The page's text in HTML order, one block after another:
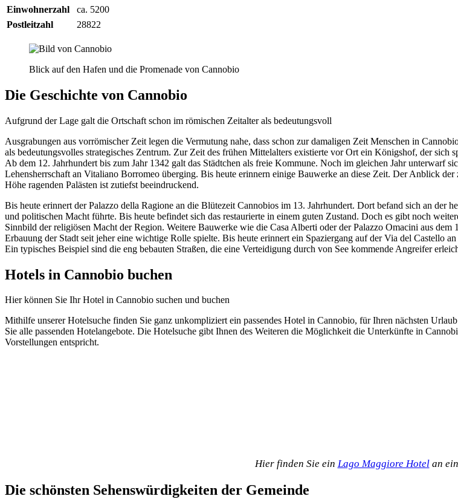
Einwohnerzahl
ca. 5200
Postleitzahl
28822
Blick auf den Hafen und die Promenade von Cannobio
Die Geschichte von Cannobio
Aufgrund der Lage galt die Ortschaft schon im römischen Zeitalter als bedeutungsvoll
Ausgrabungen aus vorrömischer Zeit legen die Vermutung nahe, dass schon zur damaligen Zeit Menschen in
als bedeutungsvolles strategisches Zentrum. Zur Zeit des frühen Mittelalters existierte vor Ort ein Königshof, der sich
Ab dem 12. Jahrhundert bis zum Jahr 1342 galt das Städtchen als freie Kommune. Noch im gleichen Jahr unterwarf
Lehensherrschaft an Vitaliano Borromeo überging. Bis heute erinnern einige Bauwerke an diese Zeit. Der Anblick
Höhe ragenden Palästen ist zutiefst beeindruckend.
Bis heute erinnert der Palazzo della Ragione an die Blütezeit Cannobios im 13. Jahrhundert. Dort befand sich an der
und politischen Macht führte. Bis heute befindet sich das restaurierte in einem guten Zustand. Doch es gibt noch
Sinnbild der religiösen Macht der Region. Weitere Bauwerke wie die Casa Alberti oder der Palazzo Omacini aus
Erbauung der Stadt seit jeher eine wichtige Rolle spielte. Bis heute erinnert ein Spaziergang auf der Via del Castello
Ein typisches Beispiel sind die eng bebauten Straßen, die eine Verteidigung durch von See kommende Angreifer
Hotels in Cannobio buchen
Hier können Sie Ihr Hotel in Cannobio suchen und buchen
Mithilfe unserer Hotelsuche finden Sie ganz unkompliziert ein passendes Hotel in Cannobio, für Ihren nächsten
Sie alle passenden Hotelangebote. Die Hotelsuche gibt Ihnen des Weiteren die Möglichkeit die Unterkünfte in
Vorstellungen entspricht.
Hier finden Sie ein Lago Maggiore Hotelan
Die schönsten Sehenswürdigkeiten der Gemeinde